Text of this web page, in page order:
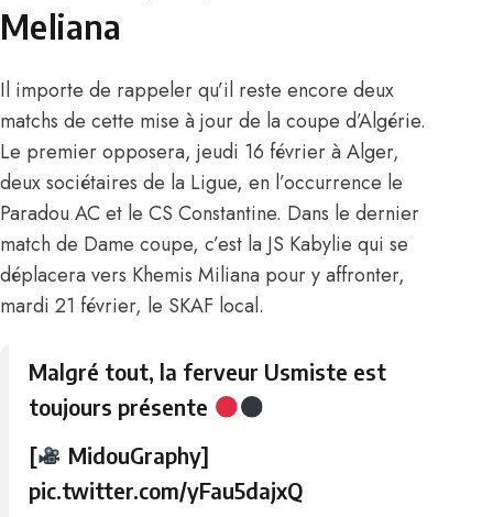
Meliana
Il importe de rappeler qu’il reste encore deux
matchs de cette mise à jour de la coupe d’Algérie.
Le premier opposera, jeudi 16 février à Alger,
deux sociétaires de la Ligue, en l’occurrence le
Paradou AC et le CS Constantine. Dans le dernier
match de Dame coupe, c’est la JS Kabylie qui se
déplacera vers Khemis Miliana pour y affronter,
mardi 21 février, le SKAF local.
Malgré tout, la ferveur Usmiste est
toujours présente
[
MidouGraphy]
pic.twitter.com/yFau5dajxQ